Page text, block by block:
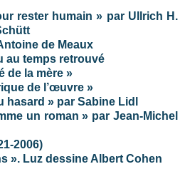
rester humain » par Ullrich H.
de Meaux
au temps retrouvé
de la mère »
de l’œuvre »
hasard » par Sabine Lidl
un roman » par Jean-Michel
2006)
». Luz dessine Albert Cohen